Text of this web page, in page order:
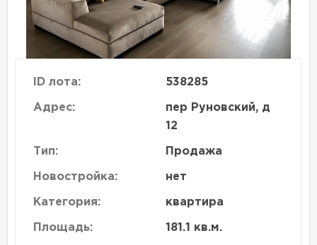
ID лота: 538285
Адрес:
пер Руновский, д
12
Тип: Продажа
Новостройка: нет
Категория: квартира
Площадь: 181.1 кв.м.